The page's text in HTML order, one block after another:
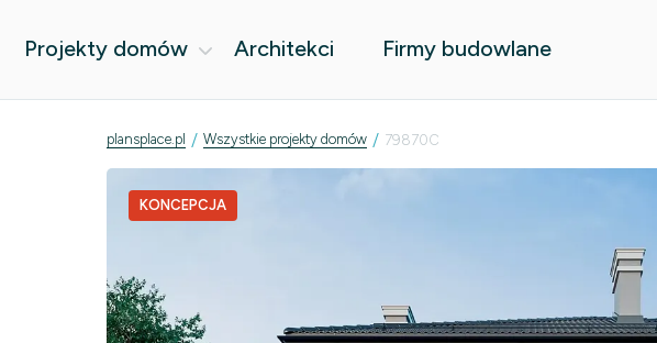
Projekty domów Architekci Firmy budowlane
plansplace.pl / Wszystkie projekty domów / 79870C
KONCEPCJA